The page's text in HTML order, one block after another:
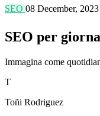
SEO 08 December, 2023
SEO per
Immagina come
T
Toñi Rodriguez